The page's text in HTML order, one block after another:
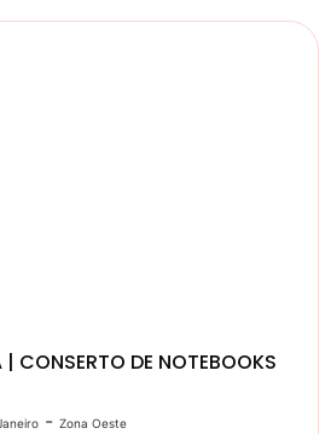
CONSERTO DE NOTEBOOKS
- Zona Oeste